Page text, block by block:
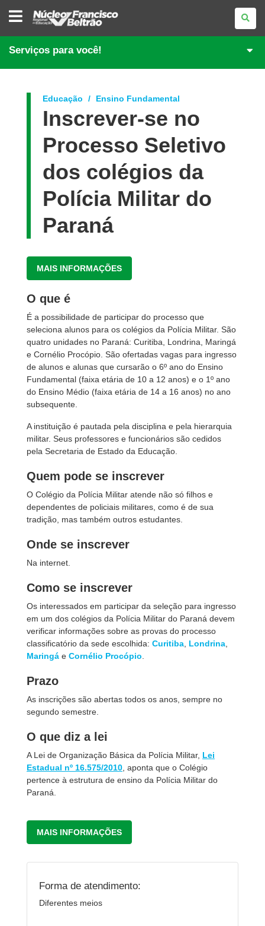
NÚCLEO
REGIONAL
EDUCAÇÃO
DE
FRANCISCO
Serviços para você!
Educação Ensino Fundamental
Inscrever-se no
Processo Seletivo
dos colégios da
Polícia Militar do
Paraná
MAIS INFORMAÇÕES
O que é
É a possibilidade de participar do processo que
seleciona alunos para os colégios da Polícia Militar. São
quatro unidades no Paraná: Curitiba, Londrina, Maringá
e Cornélio Procópio. São ofertadas vagas para ingresso
de alunos e alunas que cursarão o 6º ano do Ensino
Fundamental (faixa etária de 10 a 12 anos) e o 1º ano
do Ensino Médio (faixa etária de 14 a 16 anos) no ano
subsequente.
A instituição é pautada pela disciplina e pela hierarquia
militar. Seus professores e funcionários são cedidos
pela Secretaria de Estado da Educação.
Quem pode se inscrever
O Colégio da Polícia Militar atende não só filhos e
dependentes de policiais militares, como é de sua
tradição, mas também outros estudantes.
Onde se inscrever
Na internet.
Como se inscrever
Os interessados em participar da seleção para ingresso
em um dos colégios da Polícia Militar do Paraná devem
verificar informações sobre as provas do processo
classificatório da sede escolhida: Curitiba Londrina
Maringá e Cornélio Procópio
Prazo
As inscrições são abertas todos os anos, sempre no
segundo semestre.
O que diz a lei
A Lei de Organização Básica da Polícia Militar, Lei
Estadual nº 16.575/2010 , aponta que o Colégio
pertence à estrutura de ensino da Polícia Militar do
Paraná.
MAIS INFORMAÇÕES
Forma de atendimento:
Diferentes meios